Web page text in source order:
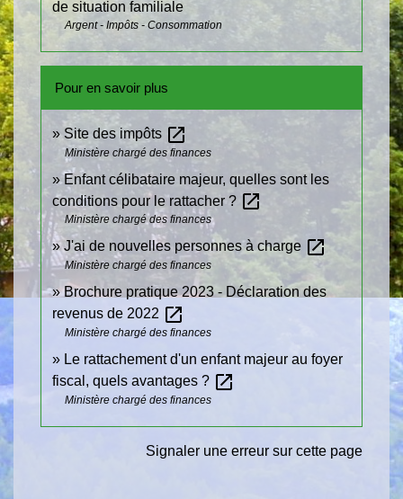
de situation familiale
Argent - Impôts - Consommation
Pour en savoir plus
Site des impôts open_in_new
Ministère chargé des finances
Enfant célibataire majeur, quelles sont les
conditions pour le rattacher ? open_in_new
Ministère chargé des finances
J'ai de nouvelles personnes à charge open_in_new
Ministère chargé des finances
Brochure pratique 2023 - Déclaration des
revenus de 2022 open_in_new
Ministère chargé des finances
Le rattachement d'un enfant majeur au foyer
fiscal, quels avantages ? open_in_new
Ministère chargé des finances
Signaler une erreur sur cette page